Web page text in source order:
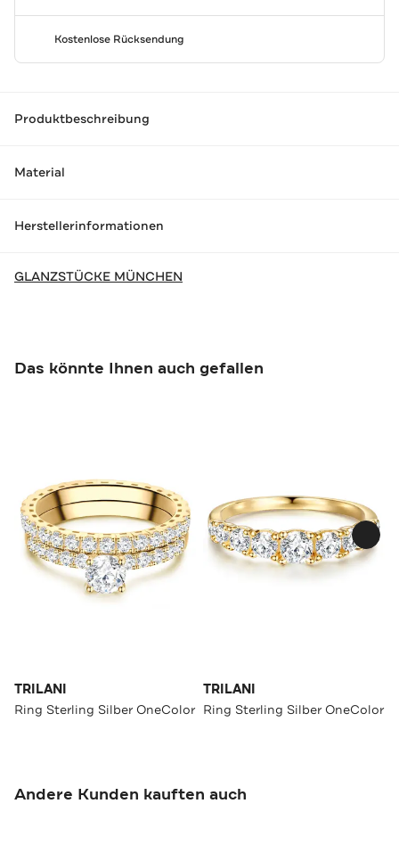
Kostenlose Rücksendung
Produktbeschreibung
Material
Herstellerinformationen
GLANZSTÜCKE MÜNCHEN
Das könnte Ihnen auch gefallen
TRILANI
Ring Sterling Silber OneColor
TRILANI
Ring Sterling Silber OneColor
Andere Kunden kauften auch